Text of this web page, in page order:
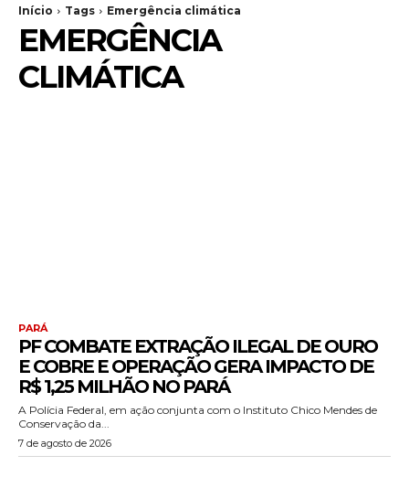
Início Tags Emergência climática
EMERGÊNCIA
CLIMÁTICA
PARÁ
PF COMBATE EXTRAÇÃO ILEGAL DE OURO
E COBRE E OPERAÇÃO GERA IMPACTO DE
R$ 1,25 MILHÃO NO PARÁ
A Polícia Federal, em ação conjunta com o Instituto Chico Mendes de
Conservação da...
7 de agosto de 2026